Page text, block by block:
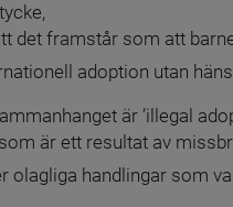
det framstår som att
adoption utan
är ’illegal
är ett resultat av
olagliga handlingar som